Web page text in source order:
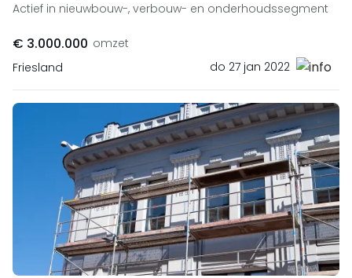
Actief in nieuwbouw-, verbouw- en onderhoudssegment
€ 3.000.000 omzet
Friesland
do 27 jan 2022